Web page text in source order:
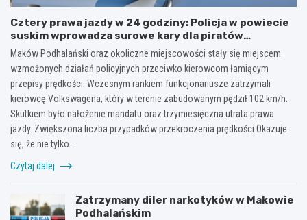
Cztery prawa jazdy w 24 godziny: Policja w powiecie
suskim wprowadza surowe kary dla piratów
drogowych!
Maków Podhalański oraz okoliczne miejscowości stały się miejscem
wzmożonych działań policyjnych przeciwko kierowcom łamiącym
przepisy prędkości. Wczesnym rankiem funkcjonariusze zatrzymali
kierowcę Volkswagena, który w terenie zabudowanym pędził 102 km/h.
Skutkiem było nałożenie mandatu oraz trzymiesięczna utrata prawa
jazdy. Zwiększona liczba przypadków przekroczenia prędkości Okazuje
się, że nie tylko…
Czytaj dalej
Zatrzymany diler narkotyków w Makowie
Podhalańskim